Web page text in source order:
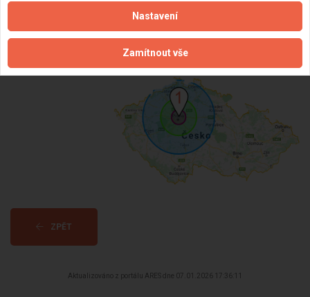
39 let
Datum registrace: 7.1.2026
ZPĚT
Aktualizováno z portálu ARES dne 07.01.2026 17:36:11
Nastavení
Zamítnout vše